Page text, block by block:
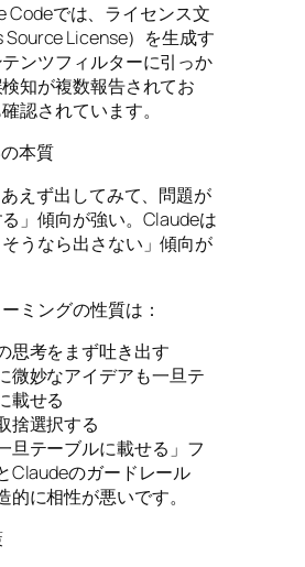
Codeでは、ライセンス文
Source License）を生成す
ンツフィルターに引っか
知が複数報告されてお
認されています。
本質
えず出してみて、問題が
」傾向が強い。Claudeは
そうなら出さない」傾向が
ミングの性質は：
思考をまず吐き出す
微妙なアイデアも一旦テ
載せる
捨選択する
旦テーブルに載せる」フ
Claudeのガードレール
的に相性が悪いです。